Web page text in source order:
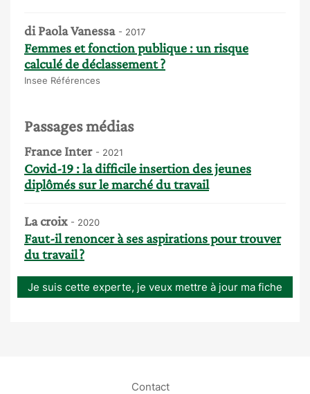
di Paola Vanessa - 2017
Femmes et fonction publique : un risque
calculé de déclassement ?
Insee Références
Passages médias
France Inter - 2021
Covid-19 : la difficile insertion des jeunes
diplômés sur le marché du travail
La croix - 2020
Faut-il renoncer à ses aspirations pour trouver
du travail ?
Je suis cette experte, je veux mettre à jour ma fiche
Contact